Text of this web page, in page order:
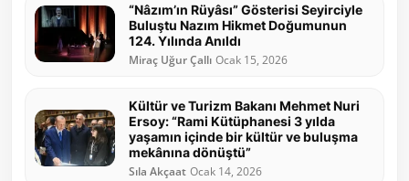
“Nâzım’ın Rüyâsı” Gösterisi Seyirciyle
Buluştu Nazım Hikmet Doğumunun
124. Yılında Anıldı
Miraç Uğur Çallı Ocak 15, 2026
Kültür ve Turizm Bakanı Mehmet Nuri
Ersoy: “Rami Kütüphanesi 3 yılda
yaşamın içinde bir kültür ve buluşma
mekânına dönüştü”
Sıla Akçaat Ocak 14, 2026